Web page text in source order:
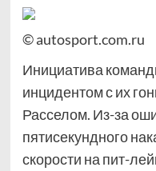
© autosport.com.ru
Инициатива
инцидентом с их
Расселом. Из-за
пятисекундного
скорости на пит-